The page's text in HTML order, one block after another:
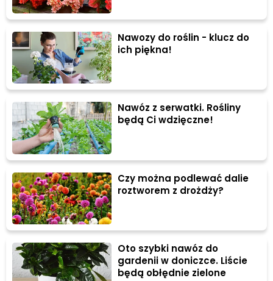
Nawozy do roślin - klucz do
ich piękna!
Nawóz z serwatki. Rośliny
będą Ci wdzięczne!
Czy można podlewać dalie
roztworem z drożdży?
Oto szybki nawóz do
gardenii w doniczce. Liście
będą obłędnie zielone